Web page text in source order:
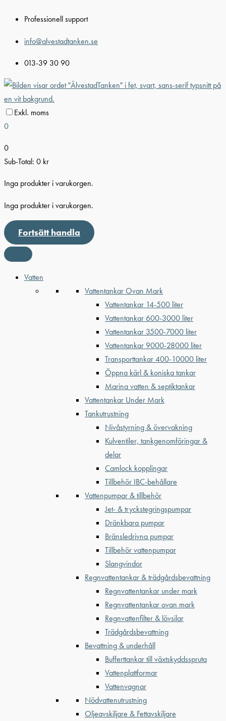
innehåll
Professionell support
info@alvestadtanken.se
013-39 30 90
Exkl. moms
0
0
Sub-Total: 0 kr
Inga produkter i varukorgen.
Inga produkter i varukorgen.
Fortsätt handla
Vatten
Vattentankar Ovan Mark
Vattentankar 14-500 liter
Vattentankar 600-3000 liter
Vattentankar 3500-7000 liter
Vattentankar 9000-28000 liter
Transporttankar 400-10000 liter
Öppna kärl & koniska tankar
Marina vatten & septiktankar
Vattentankar Under Mark
Tankutrustning
Nivåstyrning & övervakning
Kulventiler, tankgenomföringar &
delar
Camlock kopplingar
Tillbehör IBC-behållare
Vattenpumpar & tillbehör
Jet- & tryckstegringspumpar
Dränkbara pumpar
Bränsledrivna pumpar
Tillbehör vattenpumpar
Slangvindor
Regnvattentankar & trädgårdsbevattning
Regnvattentankar under mark
Regnvattentankar ovan mark
Regnvattenfilter & lövsilar
Trädgårdsbevattning
Bevattning & underhåll
Bufferttankar till växtskyddsspruta
Vattenplattformar
Vattenvagnar
Nödvattenutrustning
Oljeavskiljare & Fettavskiljare